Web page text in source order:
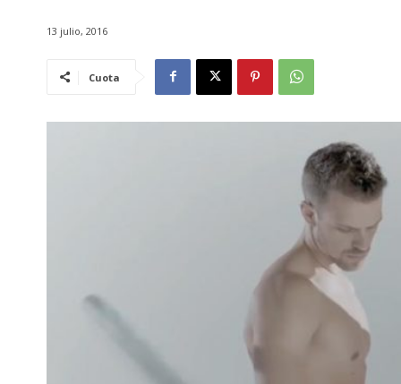
13 julio, 2016
Cuota